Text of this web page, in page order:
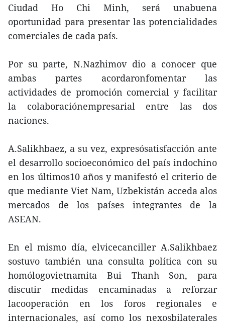
Ciudad Ho Chi Minh, será unabuena
oportunidad para presentar las potencialidades
comerciales de cada país.
Por su parte, N.Nazhimov dio a conocer que
ambas partes acordaronfomentar las
actividades de promoción comercial y facilitar
la colaboraciónempresarial entre las dos
naciones.
A.Salikhbaez, a su vez, expresósatisfacción ante
el desarrollo socioeconómico del país indochino
en los últimos10 años y manifestó el criterio de
que mediante Viet Nam, Uzbekistán acceda alos
mercados de los países integrantes de la
ASEAN.
En el mismo día, elvicecanciller A.Salikhbaez
sostuvo también una consulta política con su
homólogovietnamita Bui Thanh Son, para
discutir medidas encaminadas a reforzar
lacooperación en los foros regionales e
internacionales, así como los nexosbilaterales